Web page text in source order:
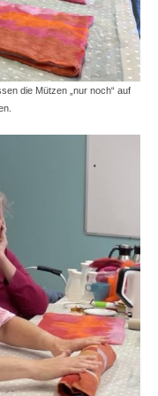
die Mützen „nur noch“ auf